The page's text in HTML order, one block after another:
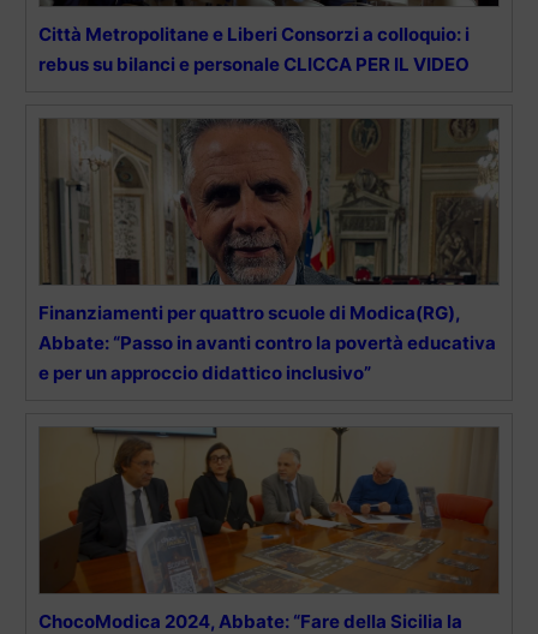
Città Metropolitane e Liberi Consorzi a colloquio: i
rebus su bilanci e personale CLICCA PER IL VIDEO
Finanziamenti per quattro scuole di Modica(RG),
Abbate: “Passo in avanti contro la povertà educativa
e per un approccio didattico inclusivo”
ChocoModica 2024, Abbate: “Fare della Sicilia la